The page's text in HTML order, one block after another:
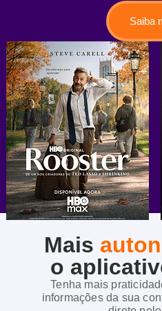
Saiba
Mais
o
Tenha mais
informações da sua